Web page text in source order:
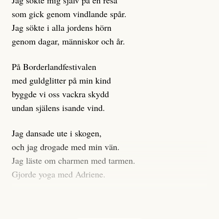
klickbete är inte intressant för Dagens ETC.
Journalistiken är låst. En klatschig men korrekt rubrik
gör förhoppningsvis att en nyfiken beställer
prenumeration, men den avslutas sekunder senare om
dessa granskningar på olika källor, alltifrån domar till
en mängd intervjupersoner, inklusive generös
möjlighet att bemöta för såväl personen vars motiv att
engagera sig i Palestinarörelsen ifrågasätts som de
grupper där Säpo-resursen samlade in uppgifter.
Researchen är grundlig.
Möjligen är det egentligen inte journalistikens metod
som stör?
som gick genom vindlande spår.
Jag sökte i alla jordens hörn
genom dagar, människor och år.
På Borderlandfestivalen
med guldglitter på min kind
byggde vi oss vackra skydd
undan själens isande vind.
Jag dansade ute i skogen,
och jag drogade med min vän.
Jag läste om charmen med tarmen.
Gjorde yoga med Adriene.